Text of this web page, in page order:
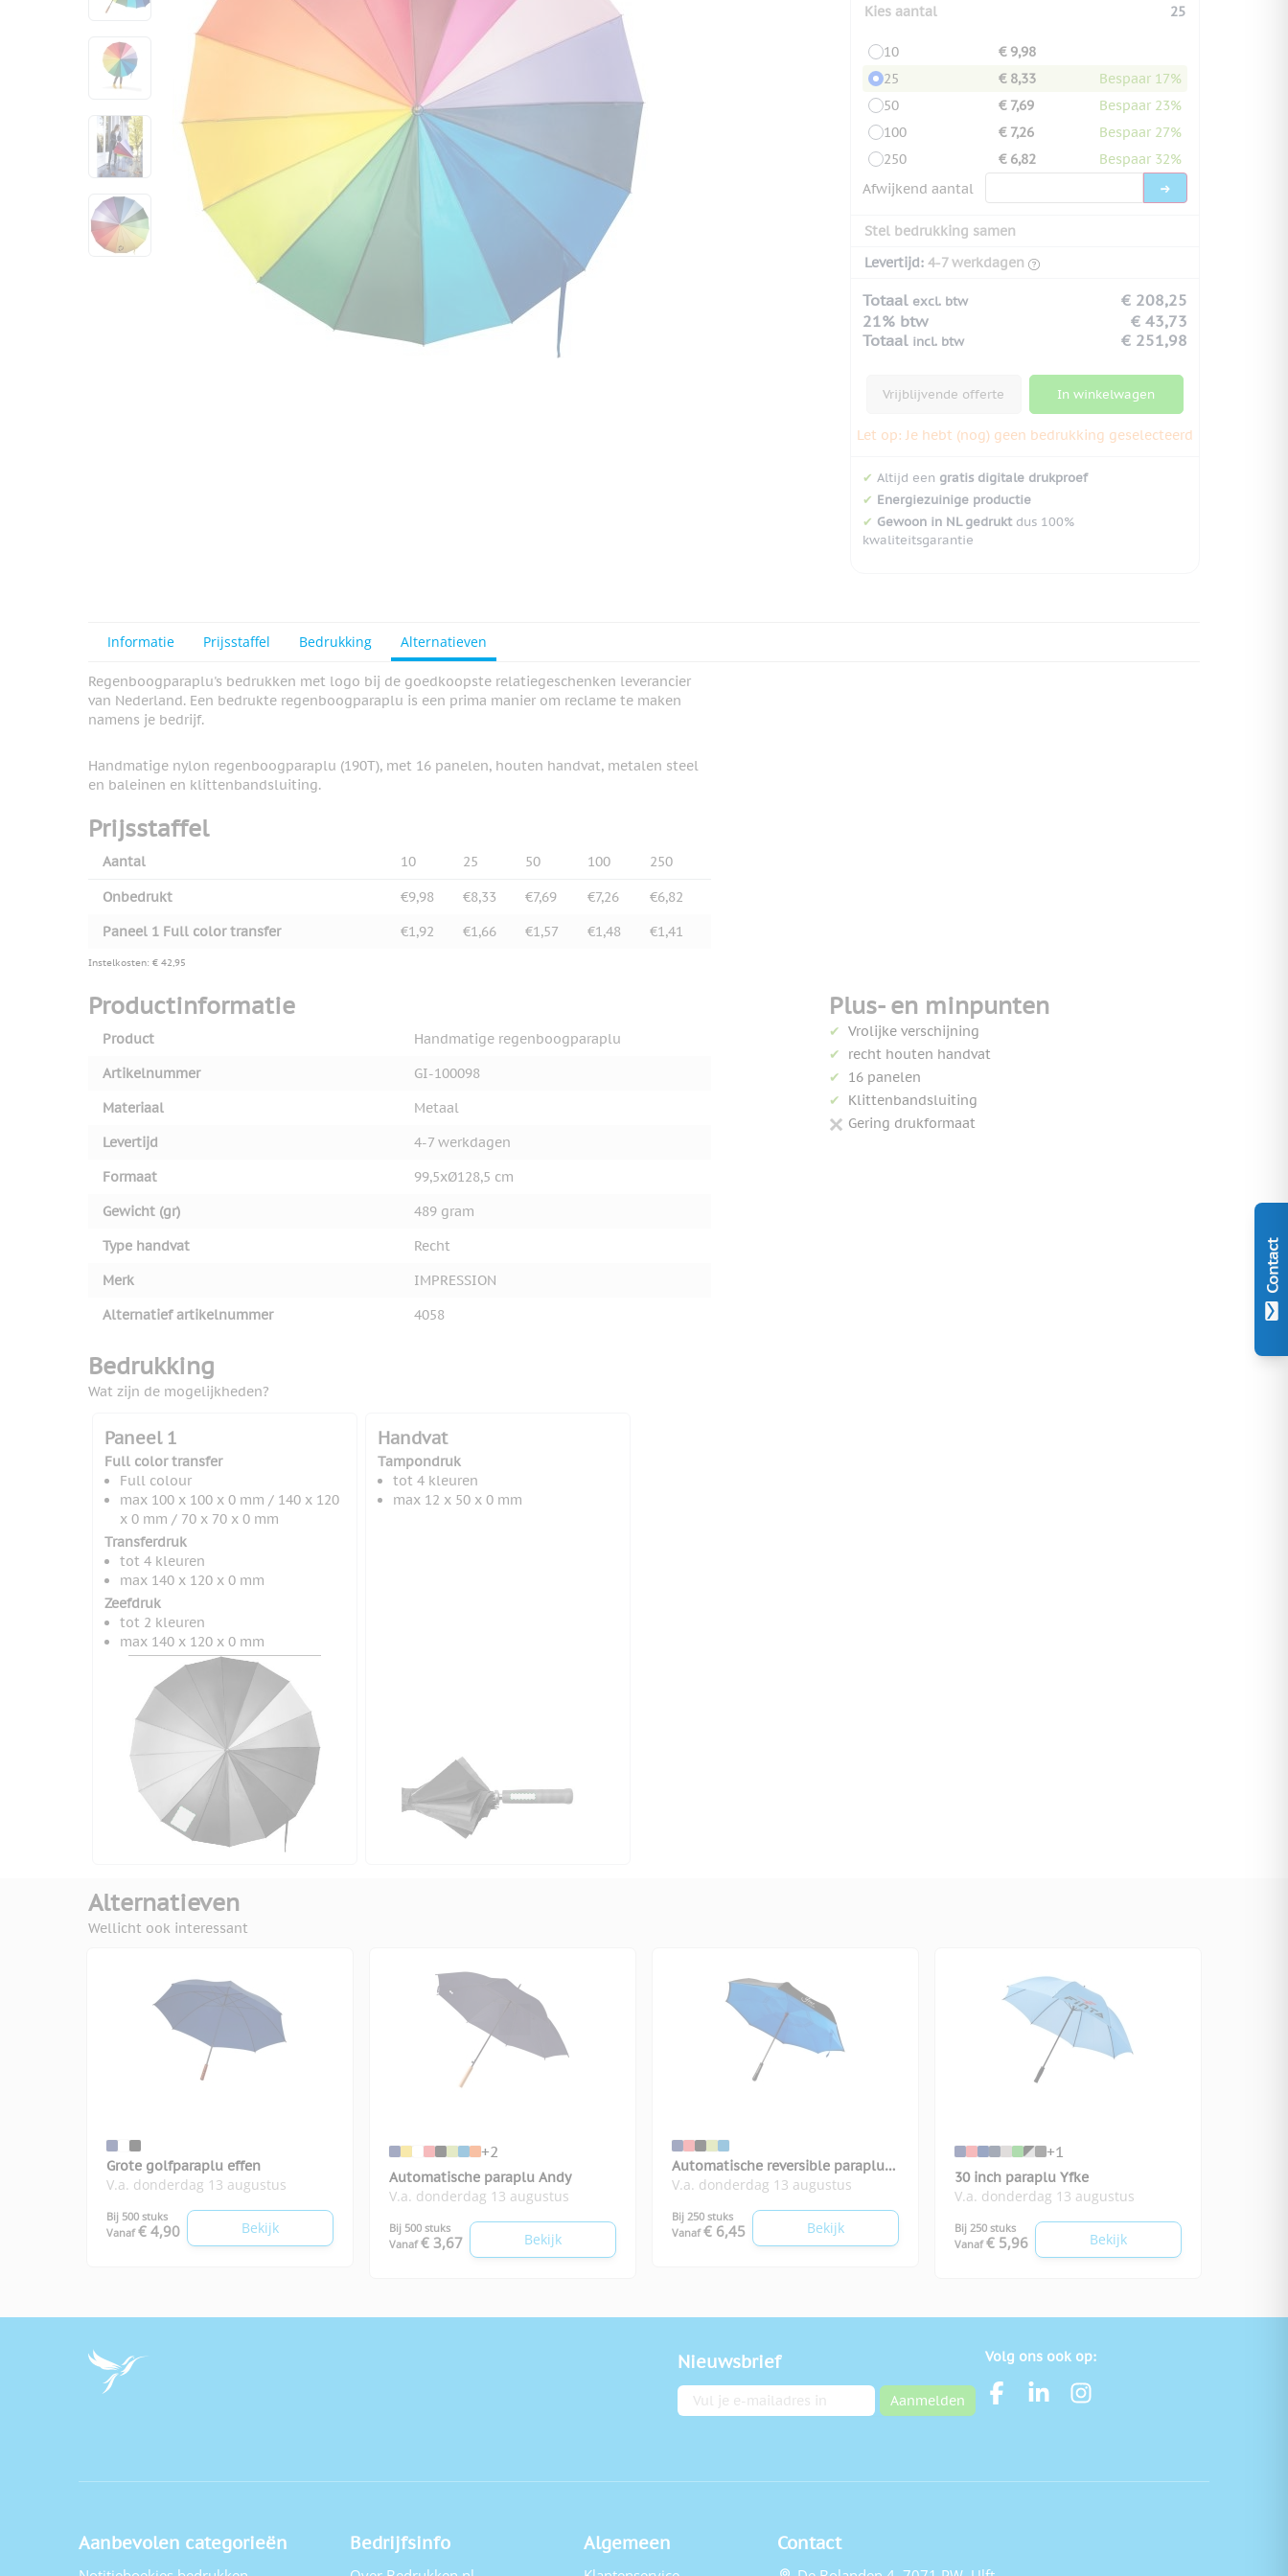
Contact
View larger image
View larger image
View larger image
Kies aantal 25
10
€ 9,98
25
€ 8,33
Bespaar 17%
50
€ 7,69
Bespaar 23%
100
€ 7,26
Bespaar 27%
250
€ 6,82
Bespaar 32%
Afwijkend aantal
Stel bedrukking samen
Levertijd: 4-7 werkdagen
Totaal excl. btw
€ 208,25
21% btw
€ 43,73
Totaal incl. btw € 251,98
Vrijblijvende offerte In winkelwagen
Let op: Je hebt (nog) geen bedrukking geselecteerd
✔ Altijd een gratis digitale drukproef
✔ Energiezuinige productie
✔ Gewoon in NL gedruktdus 100%
kwaliteitsgarantie
Informatie Prijsstaffel Bedrukking Alternatieven
Regenboogparaplu's bedrukken met logo bij de goedkoopste relatiegeschenken leverancier
van Nederland. Een bedrukte regenboogparaplu is een prima manier om reclame te maken
namens je bedrijf.
Handmatige nylon regenboogparaplu (190T), met 16 panelen, houten handvat, metalen steel
en baleinen en klittenbandsluiting.
Prijsstaffel
Aantal 10 25 50 100 250
Onbedrukt €9,98 €8,33 €7,69 €7,26
€6,82
Paneel 1 Full color transfer
€1,92 €1,66 €1,57 €1,48 €1,41
Instelkosten: € 42,95
Productinformatie
Product
Handmatige regenboogparaplu
Artikelnummer
GI-100098
Materiaal
Metaal
Levertijd
4-7 werkdagen
Formaat
99,5xØ128,5 cm
Gewicht (gr)
489 gram
Type handvat
Recht
Merk
IMPRESSION
Alternatief artikelnummer
4058
Plus- en minpunten
Vrolijke verschijning
recht houten handvat
16 panelen
Klittenbandsluiting
Gering drukformaat
Bedrukking
Wat zijn de mogelijkheden?
Paneel 1
Full color transfer
Full colour
max 100 x 100 x 0 mm / 140 x 120
x 0 mm / 70 x 70 x 0 mm
Transferdruk
tot 4 kleuren
max 140 x 120 x 0 mm
Zeefdruk
tot 2 kleuren
max 140 x 120 x 0 mm
Handvat
Tampondruk
tot 4 kleuren
max 12 x 50 x 0 mm
Alternatieven
Wellicht ook interessant
Grote golfparaplu effen
V.a. donderdag 13 augustus
Bij 500 stuks
Vanaf € 4,90 Bekijk
+2
Automatische paraplu Andy
V.a. donderdag 13 augustus
Bij 500 stuks
Vanaf € 3,67 Bekijk
Automatische reversible paraplu
Constance
V.a. donderdag 13 augustus
Bij 250 stuks
Vanaf € 6,45 Bekijk
+1
30 inch paraplu Yfke
V.a. donderdag 13 augustus
Bij 250 stuks
Vanaf € 5,96 Bekijk
Nieuwsbrief
E-mailadres Aanmelden
Volg ons ook op:
Aanbevolen categorieën Bedrijfsinfo Algemeen Contact